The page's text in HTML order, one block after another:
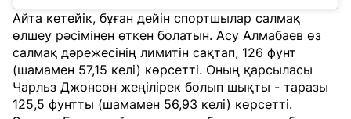
Айта кетейік, бұған дейін спортшылар салмақ
өлшеу рәсімінен өткен болатын. Асу Алмабаев өз
салмақ дәрежесінің лимитін сақтап, 126 фунт
(шамамен 57,15 келі) көрсетті. Оның қарсыласы
Чарльз Джонсон жеңілірек болып шықты - таразы
125,5 фунтты (шамамен 56,93 келі) көрсетті.